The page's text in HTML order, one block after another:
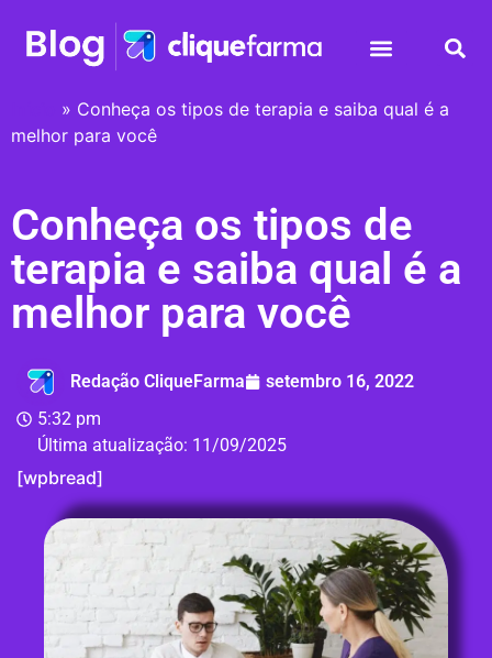
» Conheça os tipos de terapia e saiba qual é a
melhor para você
Conheça os tipos de
terapia e saiba qual é a
melhor para você
Redação CliqueFarma
setembro 16, 2022
5:32 pm
Última atualização: 11/09/2025
[wpbread]